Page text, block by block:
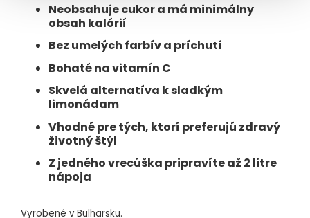
Neobsahuje cukor a má minimálny
obsah kalórií
Bez umelých farbív a príchutí
Bohaté na vitamín C
Skvelá alternatíva k sladkým
limonádam
Vhodné pre tých, ktorí preferujú zdravý
životný štýl
Z jedného vrecúška pripravíte až 2 litre
nápoja
Vyrobené v Bulharsku.